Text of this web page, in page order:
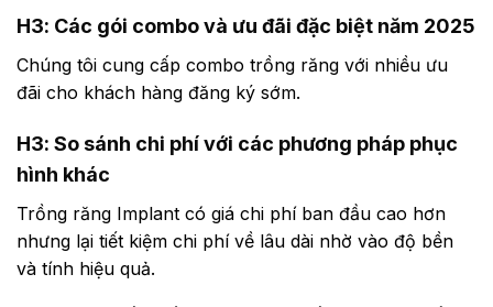
H3: Các gói combo và ưu đãi đặc biệt năm 2025
Chúng tôi cung cấp combo trồng răng với nhiều ưu
đãi cho khách hàng đăng ký sớm.
H3: So sánh chi phí với các phương pháp phục
hình khác
Trồng răng Implant có giá chi phí ban đầu cao hơn
nhưng lại tiết kiệm chi phí về lâu dài nhờ vào độ bền
và tính hiệu quả.